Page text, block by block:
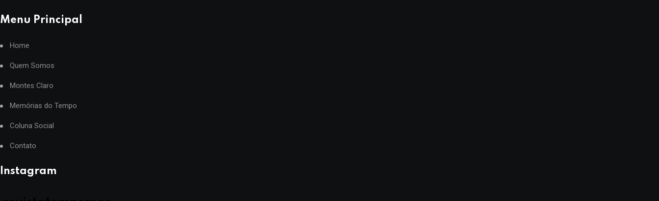
Menu Principal
Home
Quem Somos
Montes Claro
Memórias do Tempo
Coluna Social
Contato
Instagram